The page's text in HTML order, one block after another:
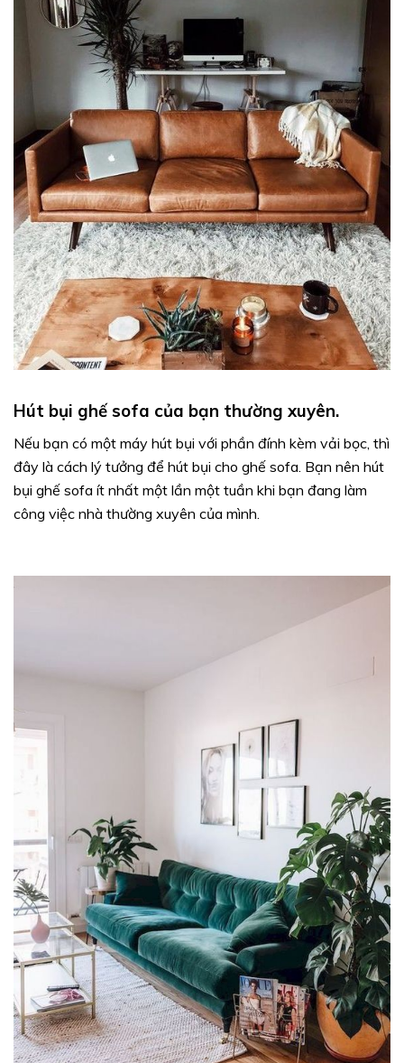
Hút bụi ghế sofa của bạn thường xuyên.
Nếu bạn có một máy hút bụi với phần đính kèm vải bọc, thì
đây là cách lý tưởng để hút bụi cho ghế sofa. Bạn nên hút
bụi ghế sofa ít nhất một lần một tuần khi bạn đang làm
công việc nhà thường xuyên của mình.